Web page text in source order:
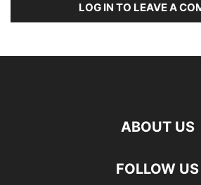
LOG IN TO LEAVE A
ABOUT US
FOLLOW US